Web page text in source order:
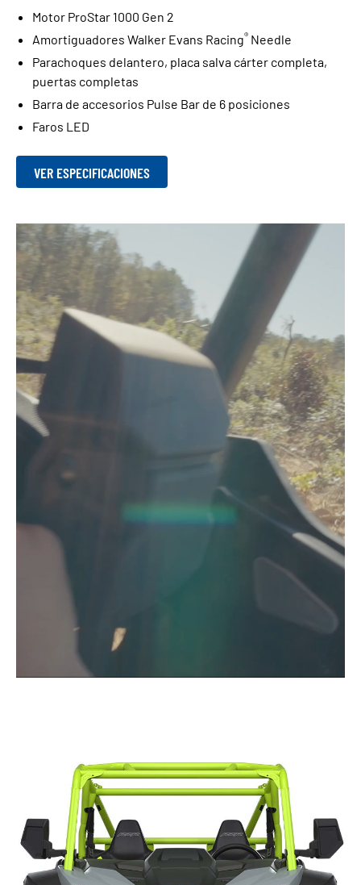
Motor ProStar 1000 Gen 2
Amortiguadores Walker Evans Racing® Needle
Parachoques delantero, placa salva cárter completa,
puertas completas
Barra de accesorios Pulse Bar de 6 posiciones
Faros LED
VER ESPECIFICACIONES